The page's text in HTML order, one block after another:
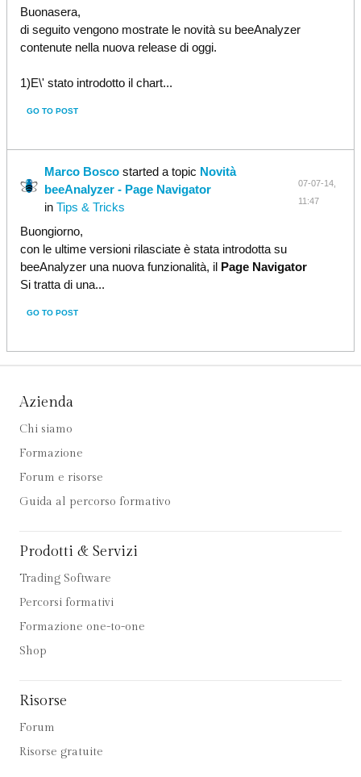
Buonasera,
di seguito vengono mostrate le novità su beeAnalyzer
contenute nella nuova release di oggi.
1)E\' stato introdotto il chart...
GO TO POST
Marco Bosco started a topic Novità
beeAnalyzer - Page Navigator
inTips & Tricks
07-07-14,
11:47
Buongiorno,
con le ultime versioni rilasciate è stata introdotta su
beeAnalyzer una nuova funzionalità, il Page Navigator
Si tratta di una...
GO TO POST
Azienda
Chi siamo
Formazione
Forum e risorse
Guida al percorso formativo
Prodotti & Servizi
Trading Software
Percorsi formativi
Formazione one-to-one
Shop
Risorse
Forum
Risorse gratuite